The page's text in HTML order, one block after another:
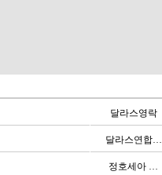
달라스영락
달라스연합…
정호세아 …